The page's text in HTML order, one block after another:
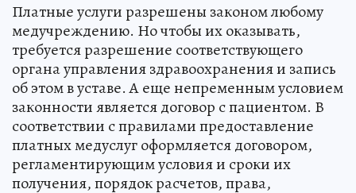
Платные услуги разрешены законом любому
медучреждению. Но чтобы их оказывать,
требуется разрешение соответствующего
органа управления здравоохранения и запись
об этом в уставе. А еще непременным условием
законности является договор с пациентом. В
соответствии с правилами предоставление
платных медуслуг оформляется договором,
регламентирующим условия и сроки их
получения, порядок расчетов, права,